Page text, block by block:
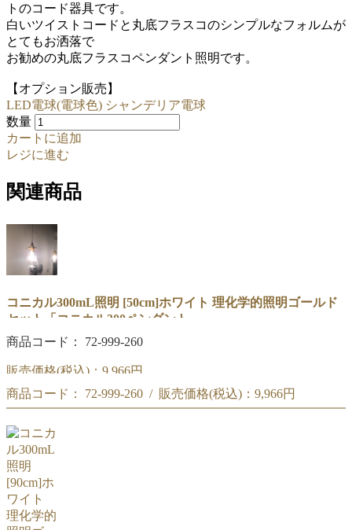
トのコード器具です。
白いツイストコードと丸底フラスコのシンプルなフォルムが
とてもお洒落で
お勧めの丸底フラスコペンダント照明です。
【オプション販売】
LED電球(電球色) シャンデリア電球
数量
カートに追加
レジに進む
関連商品
コニカル300mL照明 [50cm]ホワイト 理化学的照明ゴールド
セット「コニカル300ペンダント」
商品コード： 72-999-260
販売価格(税込)： 9,966円
50cm「コニカル300ペンダント」ホワイト セット
理化学的照明ゴールド
商品コード： 72-999-260 / 販売価格(税込)： 9,966円
50cm「コニカル300ペンダント」ホワイト セット
商品コード : 72-999-260
理化学的照明ゴールド